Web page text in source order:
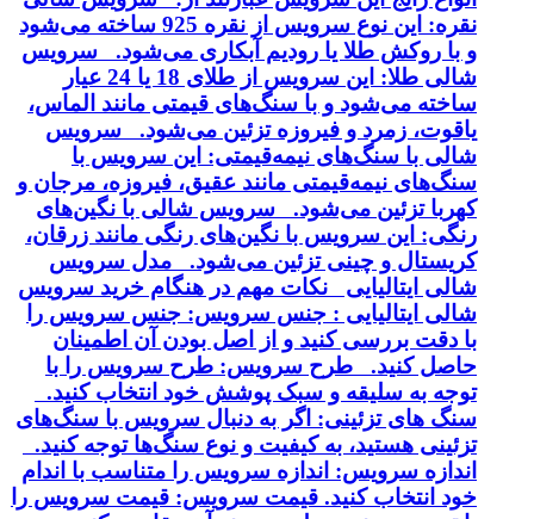
نقره: این نوع سرویس از نقره 925 ساخته می‌شود
و با روکش طلا یا رودیم آبکاری می‌شود. سرویس
شالی طلا: این سرویس از طلای 18 یا 24 عیار
ساخته می‌شود و با سنگ‌های قیمتی مانند الماس،
یاقوت، زمرد و فیروزه تزئین می‌شود. سرویس
شالی با سنگ‌های نیمه‌قیمتی: این سرویس با
سنگ‌های نیمه‌قیمتی مانند عقیق، فیروزه، مرجان و
کهربا تزئین می‌شود. سرویس شالی با نگین‌های
رنگی: این سرویس با نگین‌های رنگی مانند زرقان،
کریستال و چینی تزئین می‌شود. مدل سرویس
شالی ایتالیایی نکات مهم در هنگام خرید سرویس
شالی ایتالیایی : جنس سرویس: جنس سرویس را
با دقت بررسی کنید و از اصل بودن آن اطمینان
حاصل کنید. طرح سرویس: طرح سرویس را با
توجه به سلیقه و سبک پوشش خود انتخاب کنید.
سنگ های تزئینی: اگر به دنبال سرویس با سنگ‌های
تزئینی هستید، به کیفیت و نوع سنگ‌ها توجه کنید.
اندازه سرویس: اندازه سرویس را متناسب با اندام
خود انتخاب کنید. قیمت سرویس: قیمت سرویس را